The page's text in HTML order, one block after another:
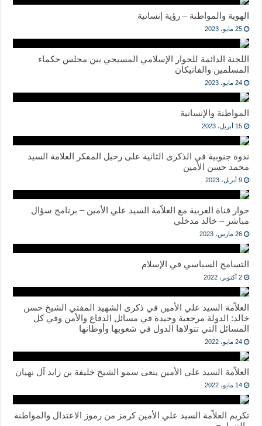
الهوية والمواطنة – رؤية إنسانية
25 مايو، 2023
اللجنة الدائمة للحوار الإسلامي المسيحي بين مجلس حكماء
المسلمين والفاتيكان
24 مايو، 2023
المواطنة والإنسانية
15 أبريل، 2023
ندوة جنوبية في الذكرى الثانية على رحيل المفكر العلامة السيد
محمد حسن الأمين
9 أبريل، 2023
حوار قناة العربية مع العلاّمة السيد علي الأمين – برنامج سؤال
مباشر – خالد مدخلي
26 مارس، 2023
التسامح السياسي في الإسلام
2 أكتوبر، 2022
العلاّمة السيد علي الأمين في ذكرى الشهيد المفتي الشيخ حسن
خالد: الدولة مرجعية وحيدة في مسائل الدفاع والأمن وفي كل
المسائل التي تتولاها الدول في شعوبها وأوطانها
24 مايو، 2022
العلاّمة السيد علي الأمين ينعى سمو الشيخ خليفة بن زايد آل نهيان
14 مايو، 2022
تكريم العلاّمة السيد علي الأمين كرمز من رموز الاعتدال والمواطنة